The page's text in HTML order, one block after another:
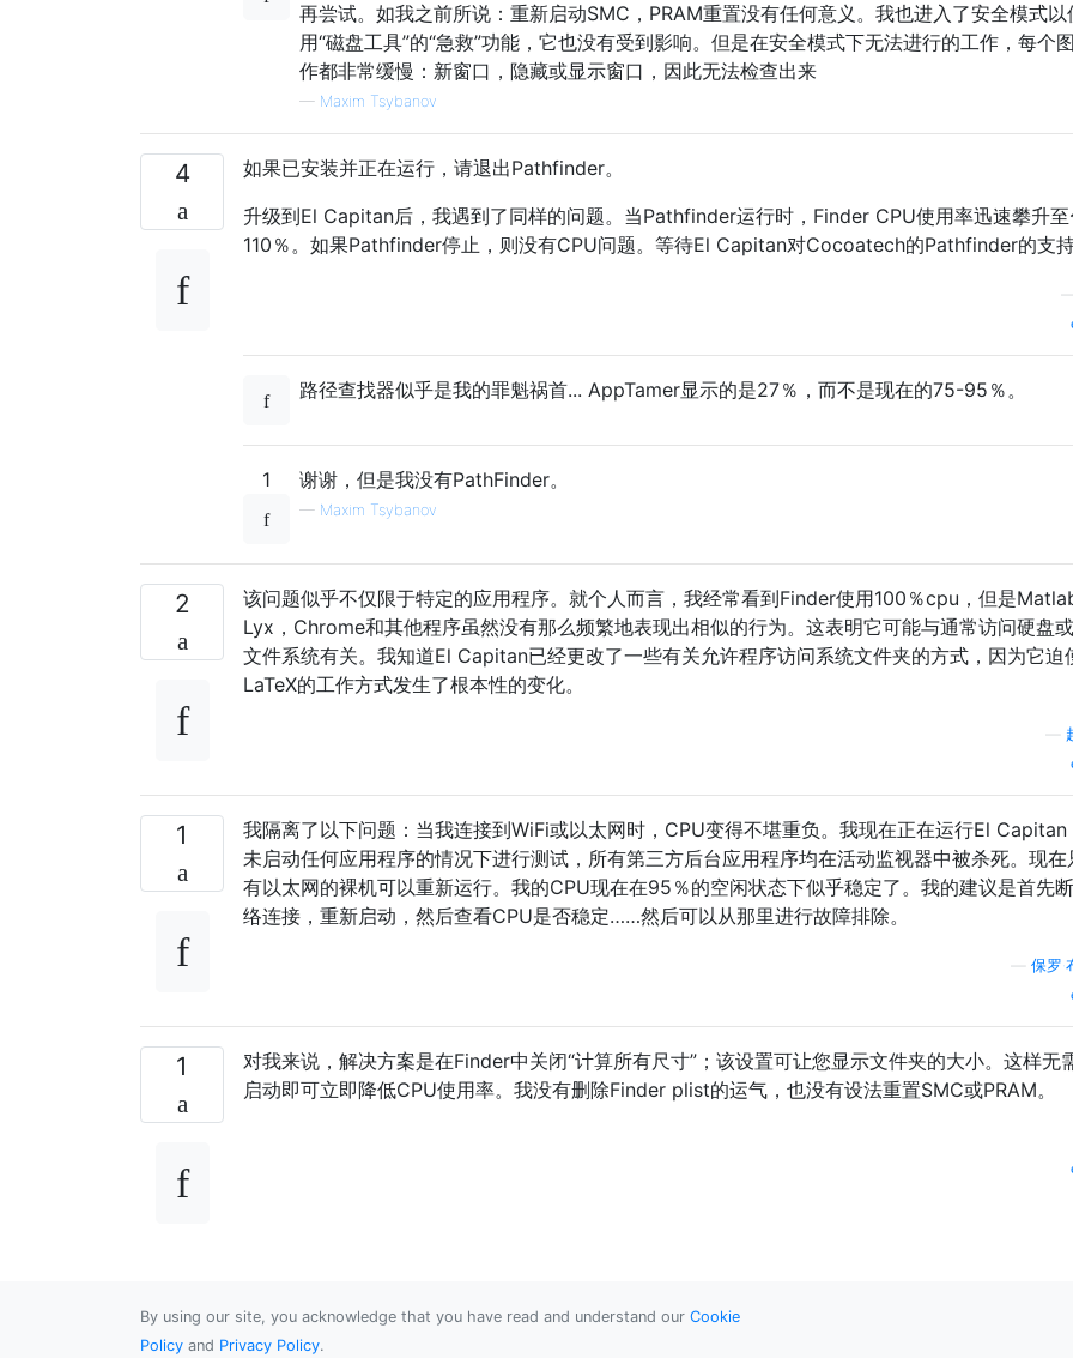
再尝试。如我之前所说：重新启动SMC，PRAM重置没有任何意义。我也进入了安全模式以
用“磁盘工具”的“急救”功能，它也没有受到影响。但是在安全模式下无法进行的工作，每个
作都非常缓慢：新窗口，隐藏或显示窗口，因此无法检查出来
— Maxim Tsybanov
4
如果已安装并正在运行，请退出Pathfinder。
升级到El Capitan后，我遇到了同样的问题。当Pathfinder运行时，Finder CPU使用率迅速攀升至
110％。如果Pathfinder停止，则没有CPU问题。等待El Capitan对Cocoatech的Pathfinder的支持
路径查找器似乎是我的罪魁祸首... AppTamer显示的是27％，而不是现在的75-95％。
1 谢谢，但是我没有PathFinder。
— Maxim Tsybanov
2
该问题似乎不仅限于特定的应用程序。就个人而言，我经常看到Finder使用100％cpu，但是
Lyx，Chrome和其他程序虽然没有那么频繁地表现出相似的行为。这表明它可能与通常访问硬盘
文件系统有关。我知道El Capitan已经更改了一些有关允许程序访问系统文件夹的方式，因为它迫
LaTeX的工作方式发生了根本性的变化。
1
我隔离了以下问题：当我连接到WiFi或以太网时，CPU变得不堪重负。我现在正在运行El Capitan
未启动任何应用程序的情况下进行测试，所有第三方后台应用程序均在活动监视器中被杀死。现在
有以太网的裸机可以重新运行。我的CPU现在在95％的空闲状态下似乎稳定了。我的建议是首先
络连接，重新启动，然后查看CPU是否稳定……然后可以从那里进行故障排除。
保罗·
1
对我来说，解决方案是在Finder中关闭“计算所有尺寸”；该设置可让您显示文件夹的大小。这样无
启动即可立即降低CPU使用率。我没有删除Finder plist的运气，也没有设法重置SMC或PRAM。
By using our site, you acknowledge that you have read and understand our Cookie
Policy and Privacy Policy.